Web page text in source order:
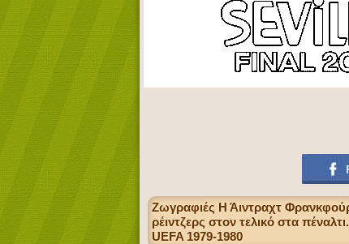
Ζωγραφιές Η Άιντραχτ
ρέιντζερς στον τελικό στα
UEFA 1979-1980